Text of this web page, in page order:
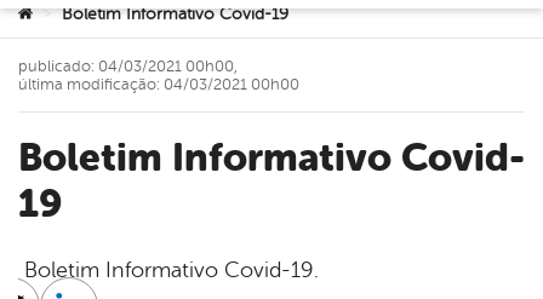
Você está aqui:
> Boletim Informativo Covid-19
Boletim Informativo Covid-
19
publicado: 04/03/2021 00h00,
última modificação: 04/03/2021 00h00
Boletim Informativo Covid-19.